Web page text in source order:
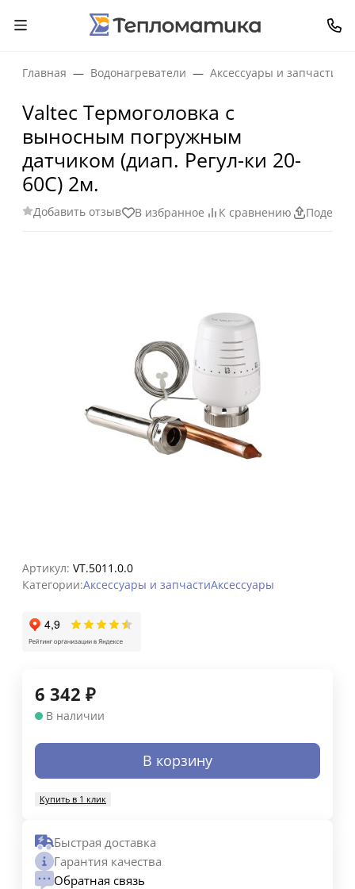
Главная Водонагреватели Аксессуары и запчасти
Valtec Термоголовка с
выносным погружным
датчиком (диап. Регул-ки 20-
60С) 2м.
Добавить отзыв В избранное К сравнению
Артикул: VT.5011.0.0
Категории:Аксессуары и запчастиАксессуары
6 342 ₽
В наличии
В корзину
Купить в 1 клик
Быстрая доставка
Гарантия качества
Обратная связь